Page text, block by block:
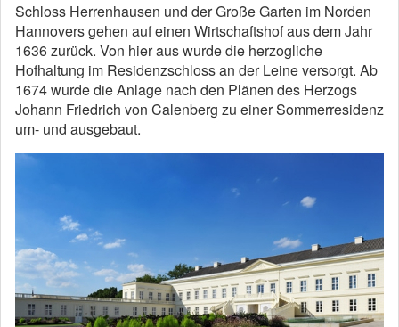
Schloss Herrenhausen und der Große Garten im Norden
Hannovers gehen auf einen Wirtschaftshof aus dem Jahr
1636 zurück. Von hier aus wurde die herzogliche
Hofhaltung im Residenzschloss an der Leine versorgt. Ab
1674 wurde die Anlage nach den Plänen des Herzogs
Johann Friedrich von Calenberg zu einer Sommerresidenz
um- und ausgebaut.